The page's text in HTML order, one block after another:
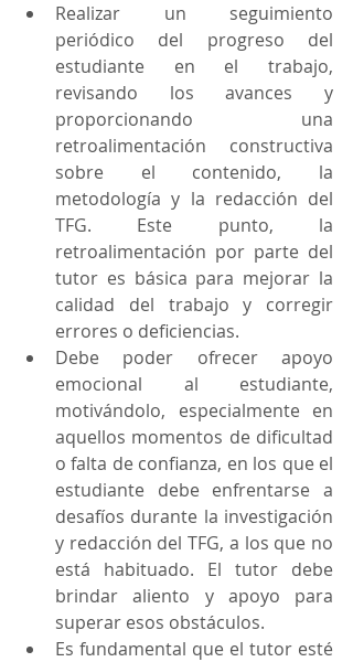
Realizar un seguimiento
periódico del progreso del
estudiante en el trabajo,
revisando los avances y
proporcionando una
retroalimentación constructiva
sobre el contenido, la
metodología y la redacción del
TFG. Este punto, la
retroalimentación por parte del
tutor es básica para mejorar la
calidad del trabajo y corregir
errores o deficiencias.
Debe poder ofrecer apoyo
emocional al estudiante,
motivándolo, especialmente en
aquellos momentos de dificultad
o falta de confianza, en los que el
estudiante debe enfrentarse a
desafíos durante la investigación
y redacción del TFG, a los que no
está habituado. El tutor debe
brindar aliento y apoyo para
superar esos obstáculos.
Es fundamental que el tutor esté